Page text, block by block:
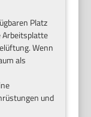
Platz
Arbeitsplatte
Wenn
als
und